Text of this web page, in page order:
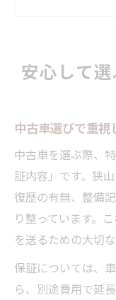
中古車販
初めての
狭山市で良
狭山市
分析
中古車の
軽自動車
安心して
中古車選びで重
中古車を選ぶ際、
証内容」です。狭
復歴の有無、整備
り整っています。
を送るための大切
保証については、
ら、別途費用で延